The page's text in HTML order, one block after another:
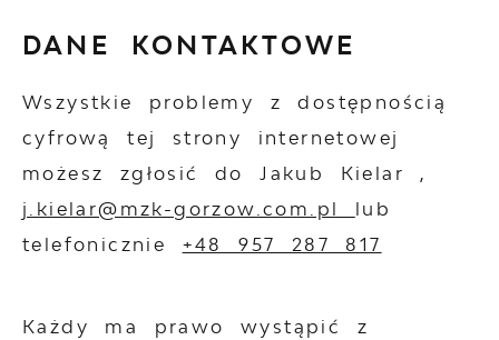
DANE KONTAKTOWE
Wszystkie problemy z dostępnością
cyfrową tej strony internetowej
możesz zgłosić doJakub Kielar,
j.kielar@mzk-gorzow.com.pl lub
telefonicznie +48 957 287 817
Każdy ma prawo wystąpić z